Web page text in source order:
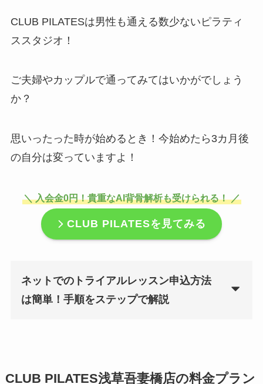
CLUB PILATESは男性も通える数少ないピラティ
ススタジオ！
ご夫婦やカップルで通ってみてはいかがでしょう
か？
思いったった時が始めるとき！今始めたら3カ月後
の自分は変っていますよ！
＼ 入会金0円！貴重なAI背骨解析も受けられる！ ／
CLUB PILATESを見てみる
ネットでのトライアルレッスン申込方法
は簡単！手順をステップで解説
CLUB PILATES浅草吾妻橋店の料金プラン